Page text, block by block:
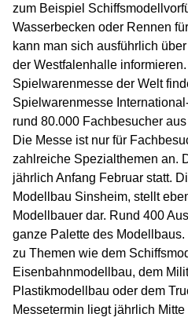
zum Beispiel
Wasserbecken oder Rennen
kann man sich ausführlich
der Westfalenhalle
Spielwarenmesse der Welt
Spielwarenmesse
rund 80.000 Fachbesucher
Die Messe ist nur für
zahlreiche Spezialthemen an.
jährlich Anfang Februar statt.
Modellbau Sinsheim, stellt
Modellbauer dar. Rund 400
ganze Palette des
zu Themen wie dem
Eisenbahnmodellbau, dem
Plastikmodellbau oder dem
Messetermin liegt jährlich